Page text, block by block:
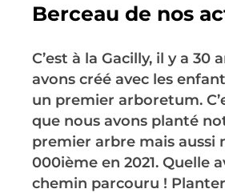
Berceau de nos
C’est à la Gacilly, il y a 30
avons créé avec les
un premier arboretum.
que nous avons planté
premier arbre mais aussi
000ième en 2021. Quelle
chemin parcouru !